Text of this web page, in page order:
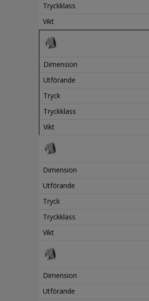
Tryckklass
Vikt
Dimension
Utförande
Tryck
Tryckklass
Vikt
Dimension
Utförande
Tryck
Tryckklass
Vikt
Dimension
Utförande